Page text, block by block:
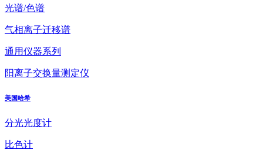
光谱/色谱
气相离子迁移谱
通用仪器系列
阳离子交换量测定仪
美国哈希
分光光度计
比色计